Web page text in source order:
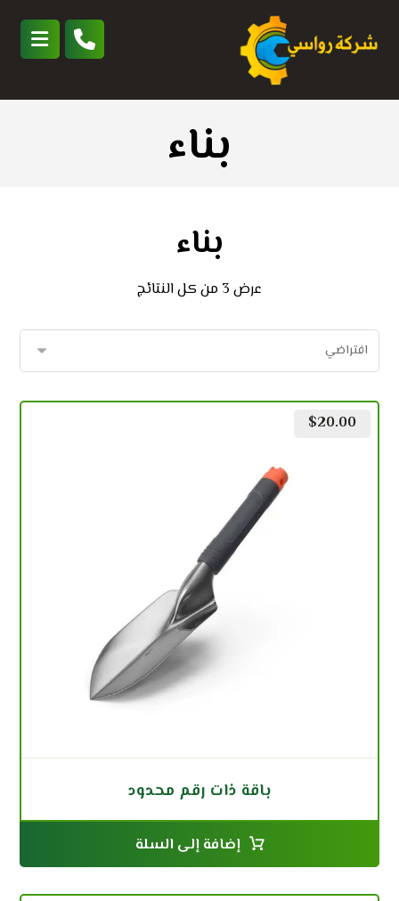
بناء
بناء
عرض ⁦3⁩ من كل النتائج
باقة ذات رقم محدود
$20.00
إضافة إلى السلة